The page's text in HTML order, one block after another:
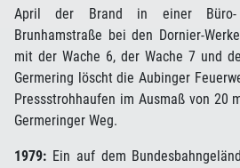
April der Brand in einer Büro-
Brunhamstraße bei den Dornier-
mit der Wache 6, der Wache 7 und
Germering löscht die Aubinger
Pressstrohhaufen im Ausmaß von 20
Germeringer Weg.
1979: Ein auf dem